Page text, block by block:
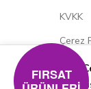
KVKK
Çerez
FIRSAT